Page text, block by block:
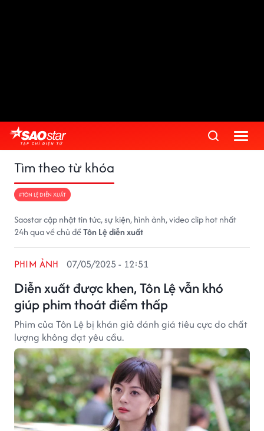
Tìm theo từ khóa
#TÔN LỆ DIỄN XUẤT
Saostar cập nhật tin tức, sự kiện, hình ảnh, video clip hot nhất
24h qua về chủ đềTôn Lệ diễn xuất
Diễn xuất được khen, Tôn Lệ vẫn khó
giúp phim thoát điểm thấp
PHIM ẢNH 07/05/2025 - 12:51
Phim của Tôn Lệ bị khán giả đánh giá tiêu cực do chất
lượng không đạt yêu cầu.